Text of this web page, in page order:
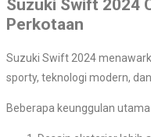
Suzuki Swift 2024
Perkotaan
Suzuki Swift 2024
sporty, teknologi modern,
Beberapa keunggulan